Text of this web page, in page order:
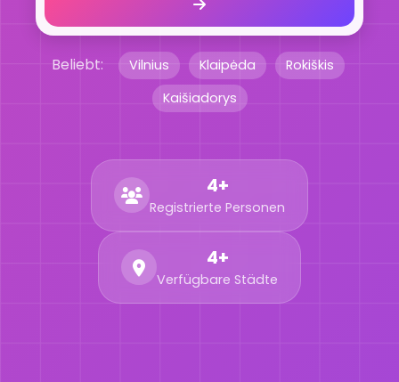
Beliebt: Vilnius Klaipėda
Rokiškis
Kaišiadorys
4+
Registrierte Personen
4+
Verfügbare Städte